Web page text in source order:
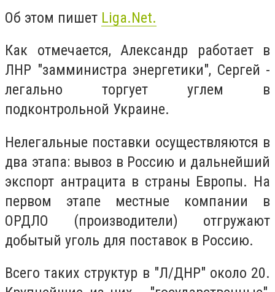
Об этом пишет Liga.Net.
Как отмечается, Александр работает в
ЛНР "замминистра энергетики", Сергей -
легально торгует углем в
подконтрольной Украине.
Нелегальные поставки осуществляются в
два этапа: вывоз в Россию и дальнейший
экспорт антрацита в страны Европы. На
первом этапе местные компании в
ОРДЛО (производители) отгружают
добытый уголь для поставок в Россию.
Всего таких структур в "Л/ДНР" около 20.